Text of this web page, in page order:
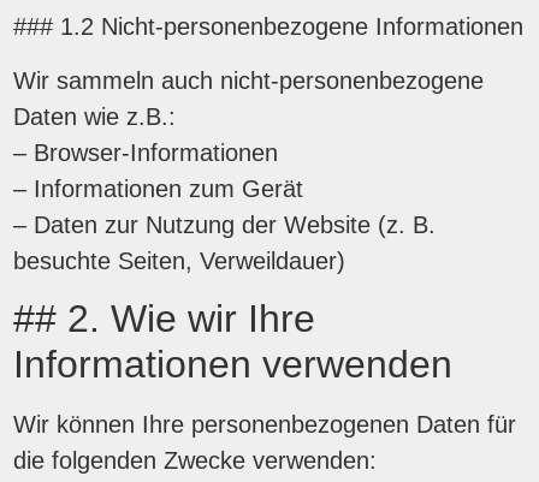
### 1.2 Nicht-personenbezogene Informationen
Wir sammeln auch nicht-personenbezogene
Daten wie z.B.:
– Browser-Informationen
– Informationen zum Gerät
– Daten zur Nutzung der Website (z. B.
besuchte Seiten, Verweildauer)
## 2. Wie wir Ihre
Informationen verwenden
Wir können Ihre personenbezogenen Daten für
die folgenden Zwecke verwenden: